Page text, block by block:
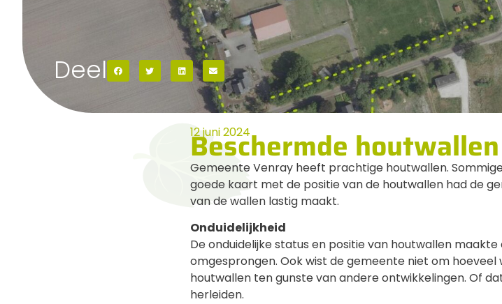
Deel
12 juni 2024
Beschermde
Gemeente Venray heeft prachtige houtwallen.
goede kaart met de positie van de houtwallen had de
van de wallen lastig maakt.
Onduidelijkheid
De onduidelijke status en positie van houtwallen
omgesprongen. Ook wist de gemeente niet om
houtwallen ten gunste van andere ontwikkelingen. Of
herleiden.